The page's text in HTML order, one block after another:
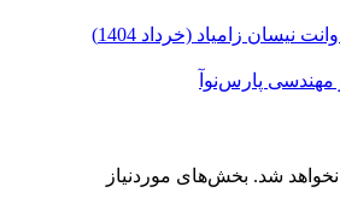
زامیاد (خرداد 1404)
شد. بخش‌های موردنیاز